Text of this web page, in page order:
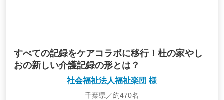
すべての記録をケアコラボに移行！杜の家やし
おの新しい介護記録の形とは？
社会福祉法人福祉楽団 様
千葉県／約470名